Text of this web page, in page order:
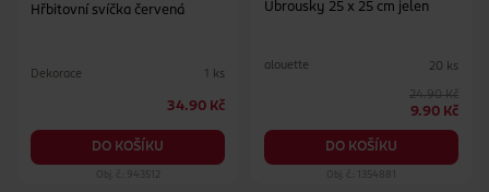
Hřbitovní svíčka červená
Dekorace 1 ks
34.90 Kč
DO KOŠÍKU
Obj. č.: 943512
Ubrousky 25 x 25 cm jelen
alouette 20 ks
24.90 Kč
9.90 Kč
DO KOŠÍKU
Obj. č.: 1354881